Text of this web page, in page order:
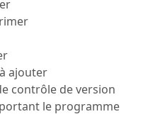
ajouter
contrôle de version
le programme